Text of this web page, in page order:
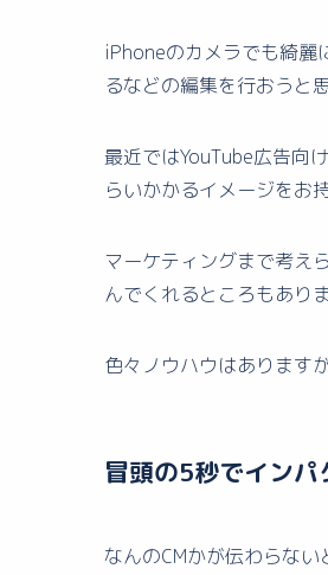
iPhoneのカメラでも綺麗
るなどの編集を行おうと
最近ではYouTube広告向
らいかかるイメージをお
マーケティングまで考え
んでくれるところもありま
色々ノウハウはあります
冒頭の5秒でインパ
なんのCMかが伝わらない